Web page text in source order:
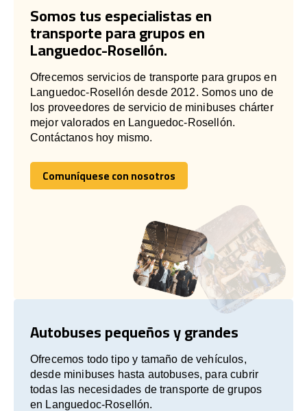
Somos tus especialistas en
transporte para grupos en
Languedoc-Rosellón.
Ofrecemos servicios de transporte para grupos en
Languedoc-Rosellón desde 2012. Somos uno de
los proveedores de servicio de minibuses chárter
mejor valorados en Languedoc-Rosellón.
Contáctanos hoy mismo.
Comuníquese con nosotros
Comuníquese con nosotros
Autobuses pequeños y grandes
Ofrecemos todo tipo y tamaño de vehículos,
desde minibuses hasta autobuses, para cubrir
todas las necesidades de transporte de grupos
en Languedoc-Rosellón.